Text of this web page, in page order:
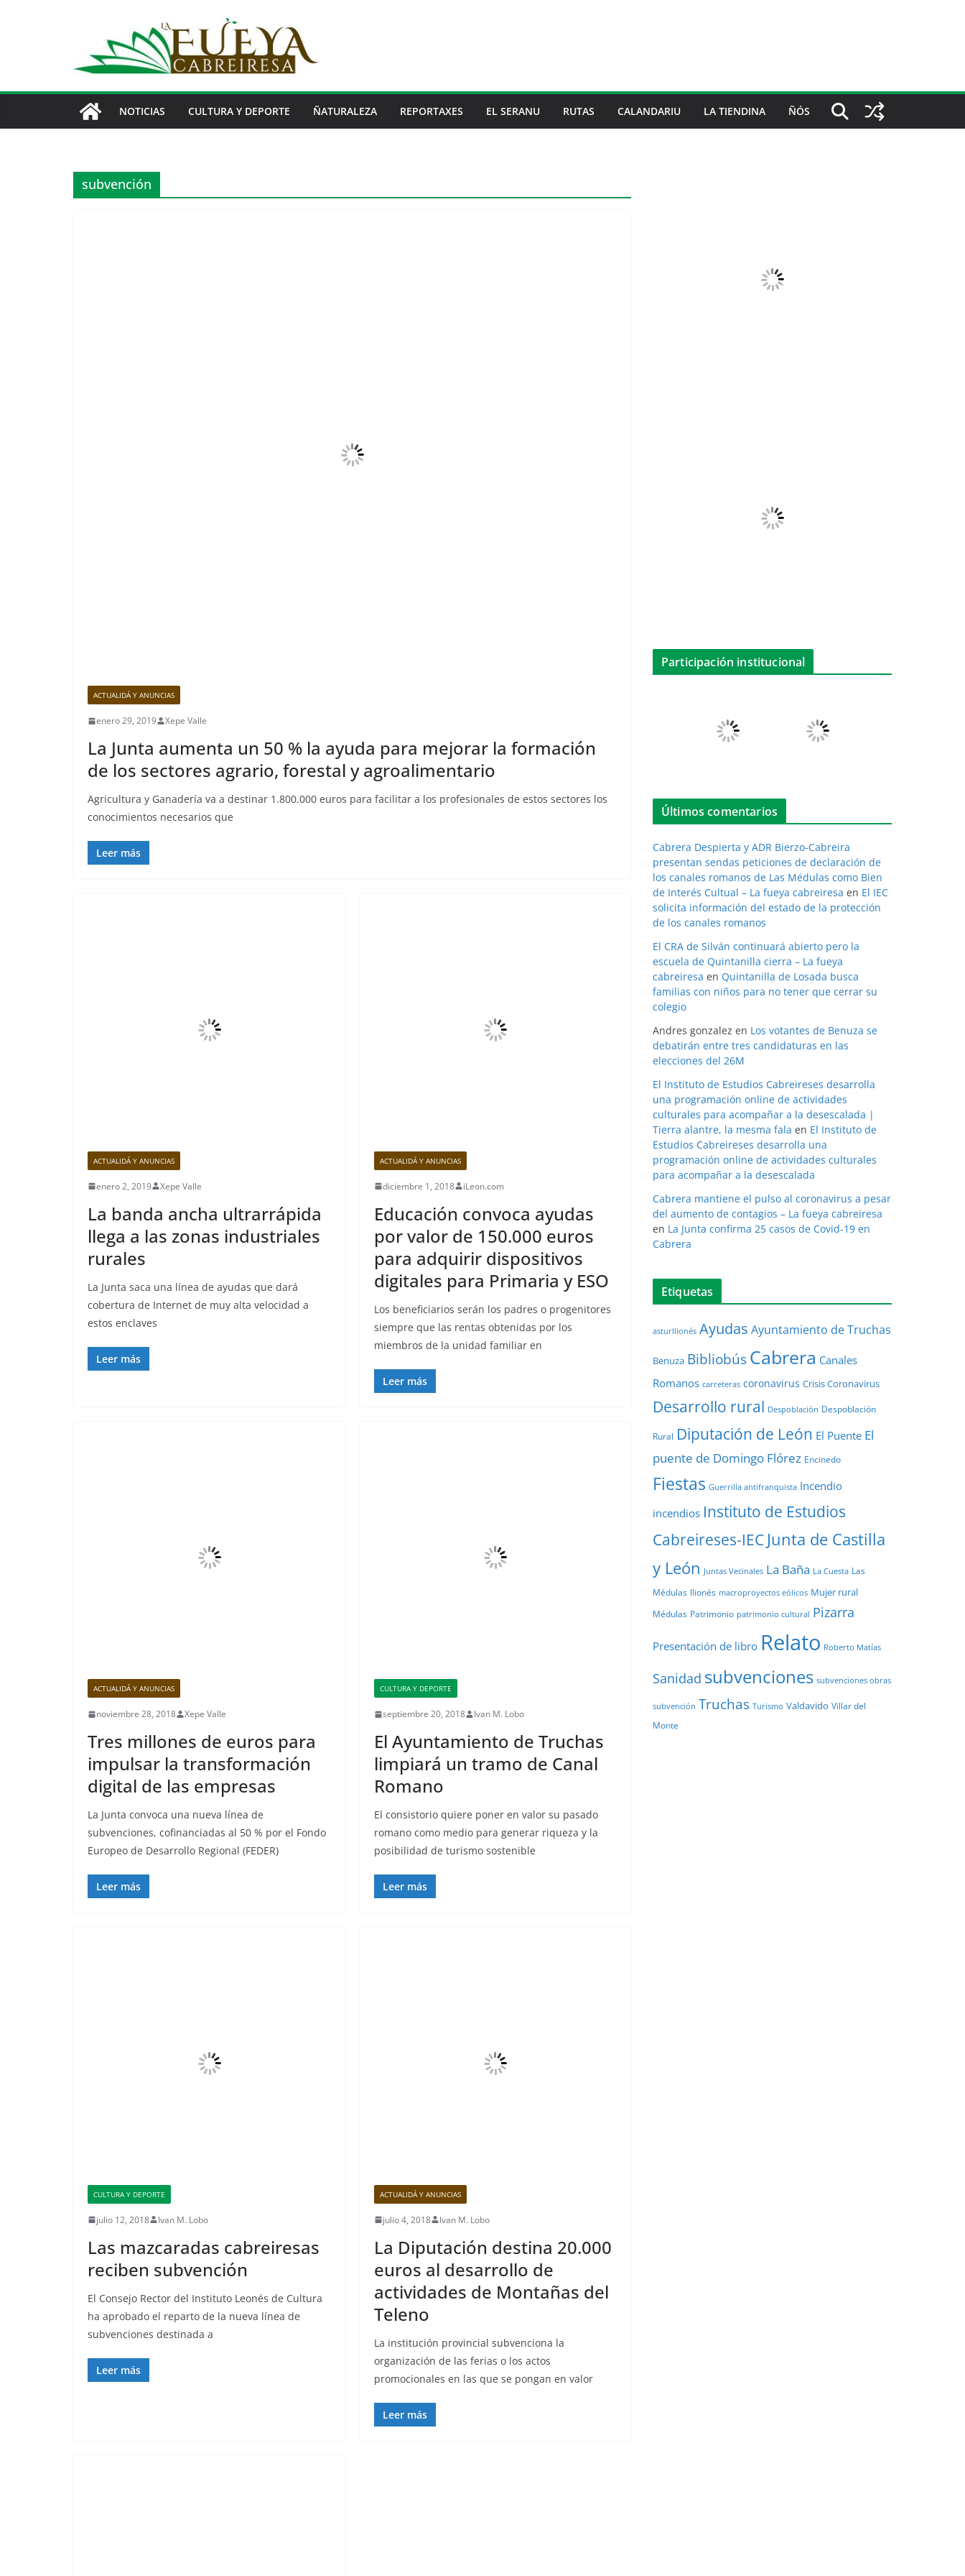
NOTICIAS CULTURA Y DEPORTE ÑATURALEZA REPORTAXES EL SERANU RUTAS CALANDARIU LA TIENDINA ÑÓS
subvención
ACTUALIDÁ Y ANUNCIAS
enero 29, 2019 Xepe Valle
La Junta aumenta un 50 % la ayuda para mejorar la formación
de los sectores agrario, forestal y agroalimentario
Agricultura y Ganadería va a destinar 1.800.000 euros para facilitar a los profesionales de estos sectores los
conocimientos necesarios que
Leer más
ACTUALIDÁ Y ANUNCIAS
enero 2, 2019 Xepe Valle
La banda ancha ultrarrápida
llega a las zonas industriales
rurales
La Junta saca una línea de ayudas que dará
cobertura de Internet de muy alta velocidad a
estos enclaves
Leer más
ACTUALIDÁ Y ANUNCIAS
diciembre 1, 2018 iLeon.com
Educación convoca ayudas
por valor de 150.000 euros
para adquirir dispositivos
digitales para Primaria y ESO
Los beneficiarios serán los padres o progenitores
siempre que las rentas obtenidas por los
miembros de la unidad familiar en
Leer más
ACTUALIDÁ Y ANUNCIAS
noviembre 28, 2018 Xepe Valle
Tres millones de euros para
impulsar la transformación
digital de las empresas
La Junta convoca una nueva línea de
subvenciones, cofinanciadas al 50 % por el Fondo
Europeo de Desarrollo Regional (FEDER)
Leer más
CULTURA Y DEPORTE
septiembre 20, 2018 Ivan M. Lobo
El Ayuntamiento de Truchas
limpiará un tramo de Canal
Romano
El consistorio quiere poner en valor su pasado
romano como medio para generar riqueza y la
posibilidad de turismo sostenible
Leer más
CULTURA Y DEPORTE
julio 12, 2018 Ivan M. Lobo
Las mazcaradas cabreiresas
reciben subvención
El Consejo Rector del Instituto Leonés de Cultura
ha aprobado el reparto de la nueva línea de
subvenciones destinada a
Leer más
ACTUALIDÁ Y ANUNCIAS
julio 4, 2018 Ivan M. Lobo
La Diputación destina 20.000
euros al desarrollo de
actividades de Montañas del
Teleno
La institución provincial subvenciona la
organización de las ferias o los actos
promocionales en las que se pongan en valor
Leer más
Participación institucional
Últimos comentarios
Cabrera Despierta y ADR Bierzo-Cabreira
presentan sendas peticiones de declaración de
los canales romanos de Las Médulas como Bien
de Interés Cultual – La fueya cabreiresa en El IEC
solicita información del estado de la protección
de los canales romanos
El CRA de Silván continuará abierto pero la
escuela de Quintanilla cierra – La fueya
cabreiresa en Quintanilla de Losada busca
familias con niños para no tener que cerrar su
colegio
Andres gonzalez en Los votantes de Benuza se
debatirán entre tres candidaturas en las
elecciones del 26M
El Instituto de Estudios Cabreireses desarrolla
una programación online de actividades
culturales para acompañar a la desescalada |
Tierra alantre, la mesma fala en El Instituto de
Estudios Cabreireses desarrolla una
programación online de actividades culturales
para acompañar a la desescalada
Cabrera mantiene el pulso al coronavirus a pesar
del aumento de contagios – La fueya cabreiresa
en La Junta confirma 25 casos de Covid-19 en
Cabrera
Etiquetas
asturllionés Ayudas Ayuntamiento de Truchas
Benuza BibliobúsCabrera Canales
Romanos carreteras coronavirus Crisis Coronavirus
Desarrollo rural Despoblación Despoblación
Rural Diputación de León El Puente El
puente de Domingo Flórez Encinedo
Fiestas Guerrilla antifranquista Incendio
incendios Instituto de Estudios
Cabreireses-IEC Junta de Castilla
y León Juntas Vecinales La Baña La Cuesta Las
Médulas llionés macroproyectos eólicos Mujer rural
Médulas Patrimonio patrimonio cultural Pizarra
Presentación de libro Relato Roberto Matías
Sanidad subvenciones subvenciones obras
subvención Truchas Turismo Valdavido Villar del
Monte